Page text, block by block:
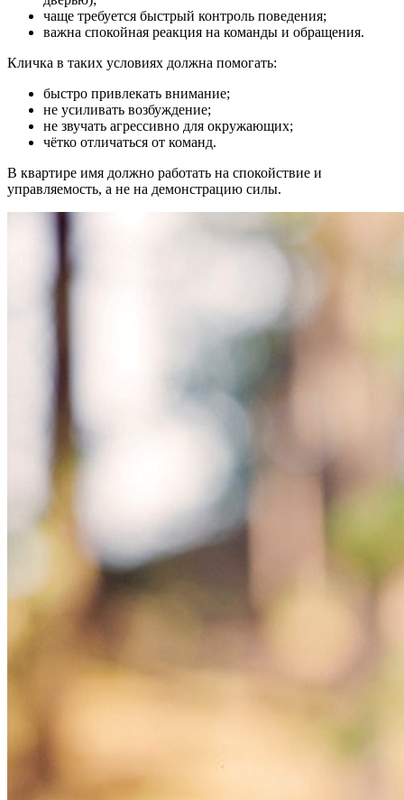
чаще требуется быстрый контроль поведения;
важна спокойная реакция на команды и обращения.
Кличка в таких условиях должна помогать:
быстро привлекать внимание;
не усиливать возбуждение;
не звучать агрессивно для окружающих;
чётко отличаться от команд.
В квартире имя должно работать на спокойствие и
управляемость, а не на демонстрацию силы.